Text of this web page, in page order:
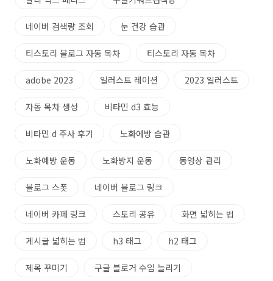
네이버 검색량 조회 눈 건강 습관
티스토리 블로그 자동 목차 티스토리 자동 목차
adobe 2023 일러스트 레이션 2023 일러스트
자동 목차 생성 비타민 d3 효능
비타민 d 주사 후기 노화에방 습관
노화예방 운동 노화방지 운동 동영상 관리
블로그 스폿 네이버 블로그 링크
네이버 카페 링크 스토리 공유 화면 넓히는 법
게시글 넓히는 법 h3 태그 h2 태그
제목 꾸미기 구글 블로거 수입 늘리기